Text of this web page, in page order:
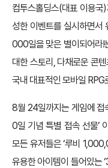
컴투스홀딩스(대표 이용국
성한 이벤트를 실시하면서
000일을 맞은 별이되어라!
대한 스토리, 다채로운 콘
국내 대표적인 모바일 RPG
8월 24일까지는 게임에 접
0일 기념 특별 접속 선물’
모든 유저들은 ‘루비
유용한 아이템이 들어있는